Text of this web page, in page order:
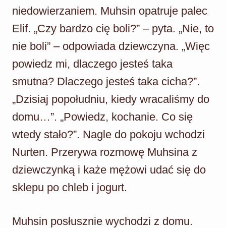
niedowierzaniem. Muhsin opatruje palec
Elif. „Czy bardzo cię boli?” – pyta. „Nie, to
nie boli” – odpowiada dziewczyna. „Więc
powiedz mi, dlaczego jesteś taka
smutna? Dlaczego jesteś taka cicha?”.
„Dzisiaj popołudniu, kiedy wracaliśmy do
domu…”. „Powiedz, kochanie. Co się
wtedy stało?”. Nagle do pokoju wchodzi
Nurten. Przerywa rozmowę Muhsina z
dziewczynką i każe mężowi udać się do
sklepu po chleb i jogurt.
Muhsin posłusznie wychodzi z domu.